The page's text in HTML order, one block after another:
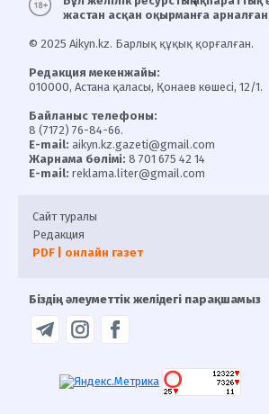
жастан асқан оқырманға
© 2025 Aikyn.kz. Барлық құқық қорғалған.
Редакция мекенжайы:
010000, Астана қаласы, Қонаев көшесі, 12/1.
Байланыс телефоны:
8 (7172) 76-84-66.
E-mail: aikyn.kz.gazeti@gmail.com
Жарнама бөлімі: 8 701 675 42 14
E-mail: reklama.liter@gmail.com
Сайт туралы
Редакция
PDF | онлайн газет
Біздің әлеуметтік желідегі парақшамыз